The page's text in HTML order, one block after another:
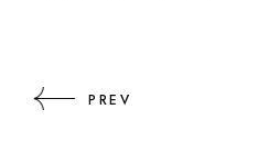
PREV